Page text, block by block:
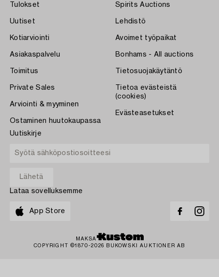
Tulokset
Uutiset
Kotiarviointi
Asiakaspalvelu
Toimitus
Private Sales
Arviointi & myyminen
Ostaminen huutokaupassa
Spirits Auctions
Lehdistö
Avoimet työpaikat
Bonhams - All auctions
Tietosuojakäytäntö
Tietoa evästeistä
(cookies)
Evästeasetukset
Uutiskirje
Lataa sovelluksemme
App Store
MAKSA
COPYRIGHT ©1870-2026 BUKOWSKI AUKTIONER AB